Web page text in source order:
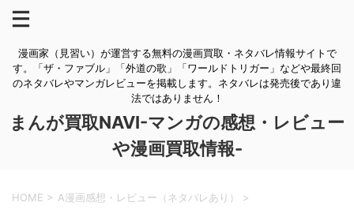
漫画家（見習い）が運営する無料の漫画買取・ネタバレ情報サイトで
す。「ザ・ファブル」「外道の歌」「ワールドトリガー」などや最終回
のネタバレやマンガレビューを掲載します。ネタバレは発売後であり違
法ではありません！
まんが買取NAVI-マンガの感想・レビュー
や漫画買取情報-
HOME > A漫画感想・レビュー（ネタバレあり） >